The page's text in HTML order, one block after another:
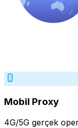
Mobil Proxy
4G/5G gerçek